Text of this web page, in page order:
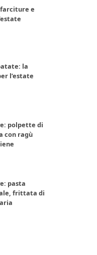
farciture e
la
l’estate
polpette di
con ragù
pasta
frittata di